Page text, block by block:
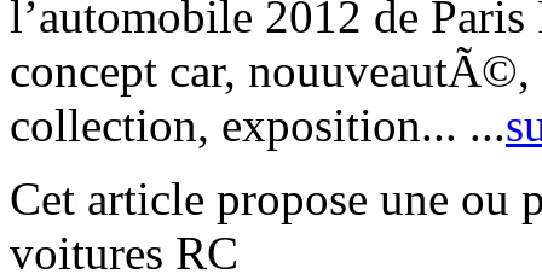
l’automobile 2012 de Paris
concept car,
collection, exposition... ...
Cet article propose une ou
voitures RC